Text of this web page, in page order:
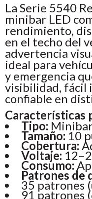
La Serie 5540
minibar LED
rendimiento,
en el techo del
advertencia
ideal para
y emergencia
visibilidad, fácil
confiable en
Características
Tipo:
Tamaño: 10
Cobertura:
Voltaje:
Consumo:
Patrones de
35 patrones
91 patrones